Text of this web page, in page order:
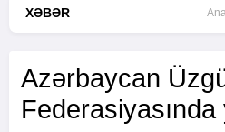
XƏBƏR
Azərbaycan